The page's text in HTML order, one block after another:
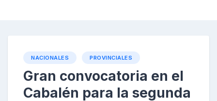
NACIONALES PROVINCIALES
Gran convocatoria en el
Cabalén para la segunda